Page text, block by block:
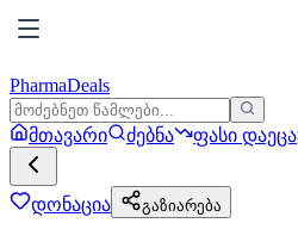
PharmaDeals
მთავარი ძებნა ფასი დაეცა
დონაცია გაზიარება